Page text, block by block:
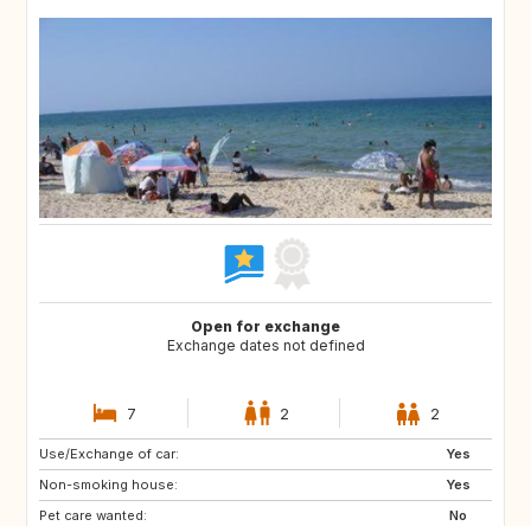
Open for exchange
Exchange dates not defined
7 2 2
Use/Exchange of car:
Yes
Non-smoking house:
Yes
Pet care wanted:
No
GB
NO
DE